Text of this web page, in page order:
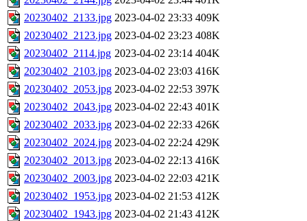
20230402_2133.jpg 2023-04-02 23:33 409K
20230402_2123.jpg 2023-04-02 23:23 408K
20230402_2114.jpg 2023-04-02 23:14 404K
20230402_2103.jpg 2023-04-02 23:03 416K
20230402_2053.jpg 2023-04-02 22:53 397K
20230402_2043.jpg 2023-04-02 22:43 401K
20230402_2033.jpg 2023-04-02 22:33 426K
20230402_2024.jpg 2023-04-02 22:24 429K
20230402_2013.jpg 2023-04-02 22:13 416K
20230402_2003.jpg 2023-04-02 22:03 421K
20230402_1953.jpg 2023-04-02 21:53 412K
20230402_1943.jpg 2023-04-02 21:43 412K